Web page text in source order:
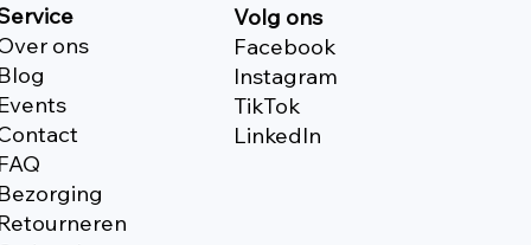
ons
Volg ons
Facebook
Instagram
TikTok
Linkedln